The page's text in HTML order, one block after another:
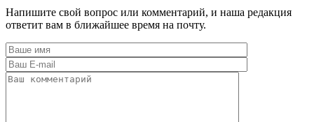
Напишите свой вопрос или комментарий, и наша редакция
ответит вам в ближайшее время на почту.